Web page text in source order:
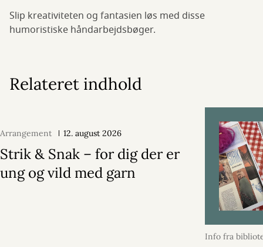
Slip kreativiteten og fantasien løs med disse
humoristiske håndarbejdsbøger.
Relateret indhold
Arrangement 12. august 2026
Strik & Snak – for dig der er
ung og vild med garn
Info fra